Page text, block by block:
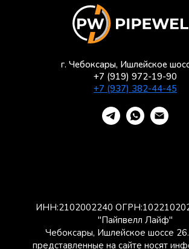
г. Чебоксары, Ишлейское
+7 (919) 972-19-90
+7 (937) 382-44-45
ИНН:2102002240
"Пайпвелл Лайф"
Чебоксары, Ишлейское шоссе
представленные на сайте носят